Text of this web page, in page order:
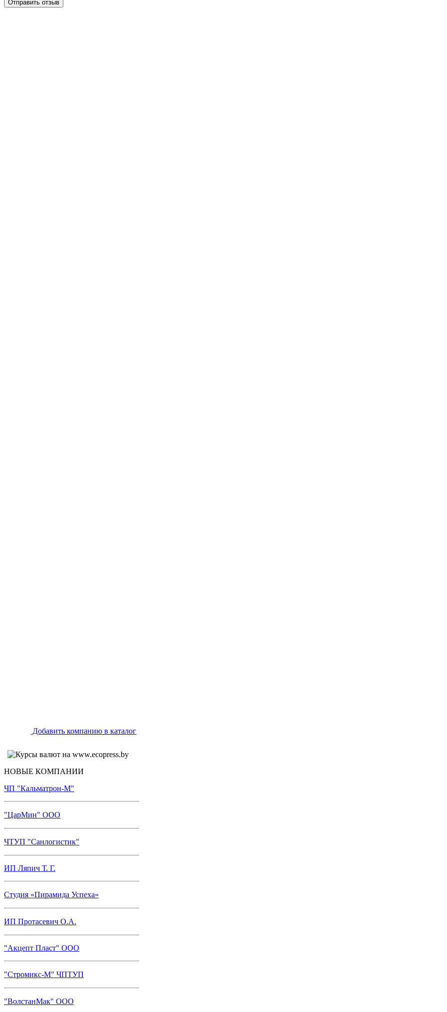
Добавить компанию в каталог
НОВЫЕ КОМПАНИИ
ЧП "Кальматрон-М"
"ЦарМин" ООО
ЧТУП "Санлогистик"
ИП Ляпич Т. Г.
Студия «Пирамида Успеха»
ИП Протасевич О.А.
"Акцепт Пласт" ООО
"Стромикс-М" ЧПТУП
"ВолстанМак" ООО